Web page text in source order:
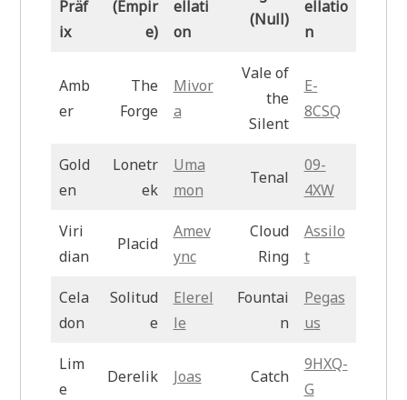
Präf
ix
(Empir
e)
ellati
on
(Null)
ellatio
n
Amb
er
The
Forge
Mivor
a
Vale of
the
Silent
E-
8CSQ
Gold
en
Lonetr
ek
Uma
mon
Tenal
09-
4XW
Viri
dian
Placid
Amev
ync
Cloud
Ring
Assilo
t
Cela
don
Solitud
e
Elerel
le
Fountai
n
Pegas
us
Lim
e
Derelik Joas Catch
9HXQ-
G